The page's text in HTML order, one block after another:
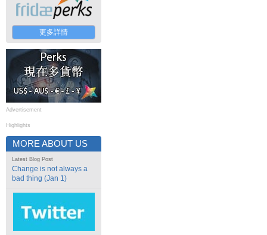
更多詳情
Advertisement
Highlights
MORE ABOUT US
Latest Blog Post
Change is not always a
bad thing (Jan 1)